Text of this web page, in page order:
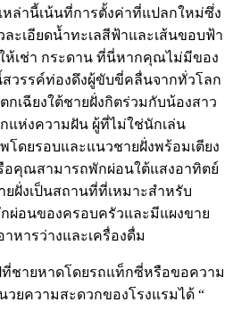
หล่านี้เน้นที่การตั้งค่าที่แปลกใหม่ซึ่ง
ะเอียดน้ำทะเลสีฟ้าและเส้นขอบฟ้า
ห้เช่า กระดาน ที่นี่หากคุณไม่มีของ
สวรรค์ท่องดึงผู้ขับขี่คลื่นจากทั่วโลก
เฉียงใต้ชายฝั่งกิตร่วมกับน้องสาว
แห่งความฝัน ผู้ที่ไม่ใช่นักเล่น
ดยรอบและแนวชายฝั่งพร้อมเตียง
อคุณสามารถพักผ่อนใต้แสงอาทิตย์
ฝั่งเป็นสถานที่ที่เหมาะสำหรับ
ผ่อนของครอบครัวและมีแผงขาย
หารว่างและเครื่องดื่ม
ชายหาดโดยรถแท็กซี่หรือขอความ
วยความสะดวกของโรงแรมได้ “